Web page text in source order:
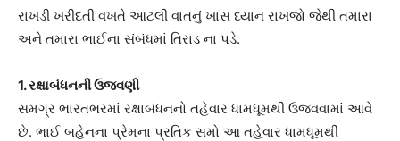
રાખડી ખરીદતી વખતે આટલી વાતનું ખાસ ધ્યાન રાખજો જેથી તમારા
અને તમારા ભાઈના સંબંધમાં તિરાડ ના પડે.
1. રક્ષાબંધનની ઉજવણી
સમગ્ર ભારતભરમાં રક્ષાબંધનનો તહેવાર ધામધૂમથી ઉજવવામાં આવે
છે. ભાઈ બહેનના પ્રેમના પ્રતિક સમો આ તહેવાર ધામધૂમથી